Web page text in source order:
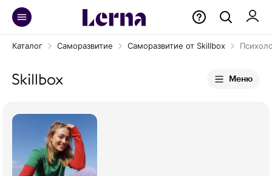
Каталог Саморазвитие Саморазвитие от Skillbox
Меню